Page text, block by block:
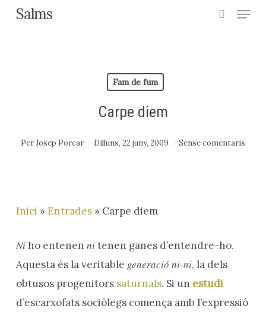
SkipSalms Menu
Fam de fum
Carpe diem
PerJosep Porcar Dilluns, 22 juny, 2009 Sense comentaris
Inici »Entrades» Carpe diem
Niho entenen nitenen ganes d’entendre-ho.
Aquesta és la veritable generació ni-ni, la dels
obtusos progenitors saturnals. Si un estudi
d’escarxofats sociòlegs comença amb l’expressió